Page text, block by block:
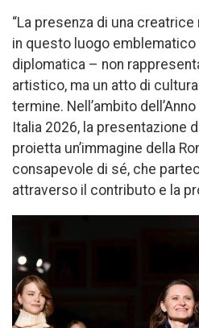
“La presenza di una
in questo luogo emblematico
diplomatica – non
artistico, ma un atto di
termine. Nell’ambito
Italia 2026, la presentazione
proietta un’immagine della
consapevole di sé, che
attraverso il contributo e la